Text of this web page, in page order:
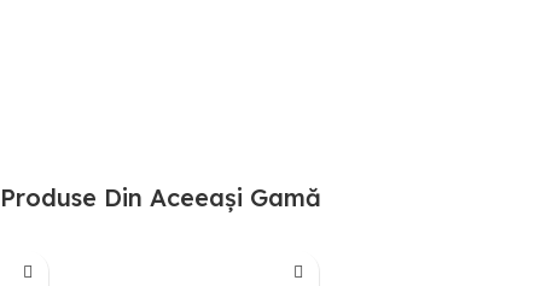
Produse Din Aceeași Gamă